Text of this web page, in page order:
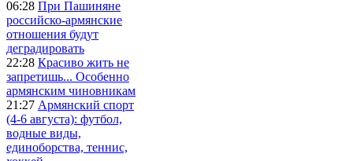
06:28 При Пашиняне
российско-армянские
отношения будут
деградировать
22:28 Красиво жить не
запретишь... Особенно
армянским чиновникам
21:27 Армянский спорт
(4-6 августа): футбол,
водные виды,
единоборства, теннис,